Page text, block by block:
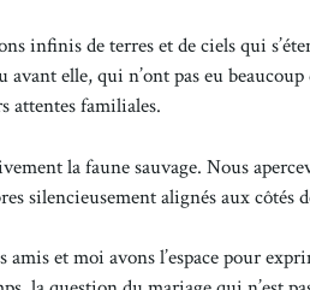
infinis de terres et de ciels qui
elle, qui n’ont pas eu
attentes familiales.
la faune sauvage. Nous
silencieusement alignés aux côtés
et moi avons l’espace pour